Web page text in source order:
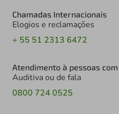
Chamadas Internacionais
Elogios e reclamações
+ 55 51 2313 6472
Atendimento à pessoas
Auditiva ou de fala
0800 724 0525